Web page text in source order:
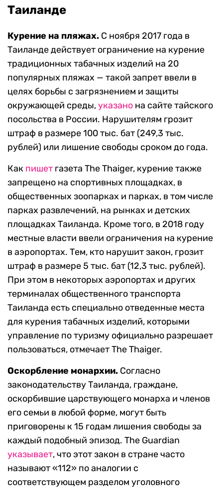
Таиланде
Курение на пляжах. С ноября 2017 года в
Таиланде действует ограничение на курение
традиционных табачных изделий на 20
популярных пляжах — такой запрет ввели в
целях борьбы с загрязнением и защиты
окружающей среды,указано на сайте тайского
посольства в России. Нарушителям грозит
штраф в размере 100 тыс. бат (249,3 тыс.
рублей) или лишение свободы сроком до года.
Как пишет газета The Thaiger, курение также
запрещено на спортивных площадках, в
общественных зоопарках и парках, в том числе
парках развлечений, на рынках и детских
площадках Таиланда. Кроме того, в 2018 году
местные власти ввели ограничения на курение
в аэропортах. Тем, кто нарушит закон, грозит
штраф в размере 5 тыс. бат (12,3 тыс. рублей).
При этом в некоторых аэропортах и других
терминалах общественного транспорта
Таиланда есть специально отведенные места
для курения табачных изделий, которыми
управление по туризму официально разрешает
пользоваться, отмечает The Thaiger.
Оскорбление монархии. Согласно
законодательству Таиланда, граждане,
оскорбившие царствующего монарха и членов
его семьи в любой форме, могут быть
приговорены к 15 годам лишения свободы за
каждый подобный эпизод. The Guardian
указывает, что этот закон в стране часто
называют «112» по аналогии с
соответствующем разделом уголовного